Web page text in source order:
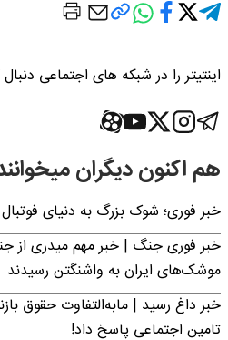
اینتیتر را در شبکه های اجتماعی دنبال
هم اکنون دیگران
خبر فوری؛‌ شوک بزرگ به دنیای
خبر فوری جنگ | خبر مهم میدری از
موشک‌های ایران به واشنگتن رسیدند
خبر داغ رسید | مابه‌التفاوت حقوق
تامین اجتماعی پاسخ داد!